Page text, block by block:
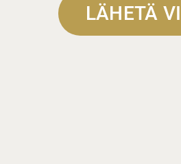
LÄHETÄ